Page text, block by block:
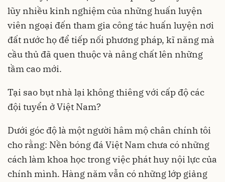
lũy nhiều kinh nghiệm của những huấn luyện
viên ngoại đến tham gia công tác huấn luyện nơi
đất nước họ để tiếp nối phương pháp, kĩ năng mà
cầu thủ đã quen thuộc và nâng chất lên những
tầm cao mới.
Tại sao bụt nhà lại không thiêng với cấp độ các
đội tuyển ở Việt Nam?
Dưới góc độ là một người hâm mộ chân chính tôi
cho rằng: Nền bóng đá Việt Nam chưa có những
cách làm khoa học trong việc phát huy nội lực của
chính mình. Hàng năm vẫn có những lớp giảng